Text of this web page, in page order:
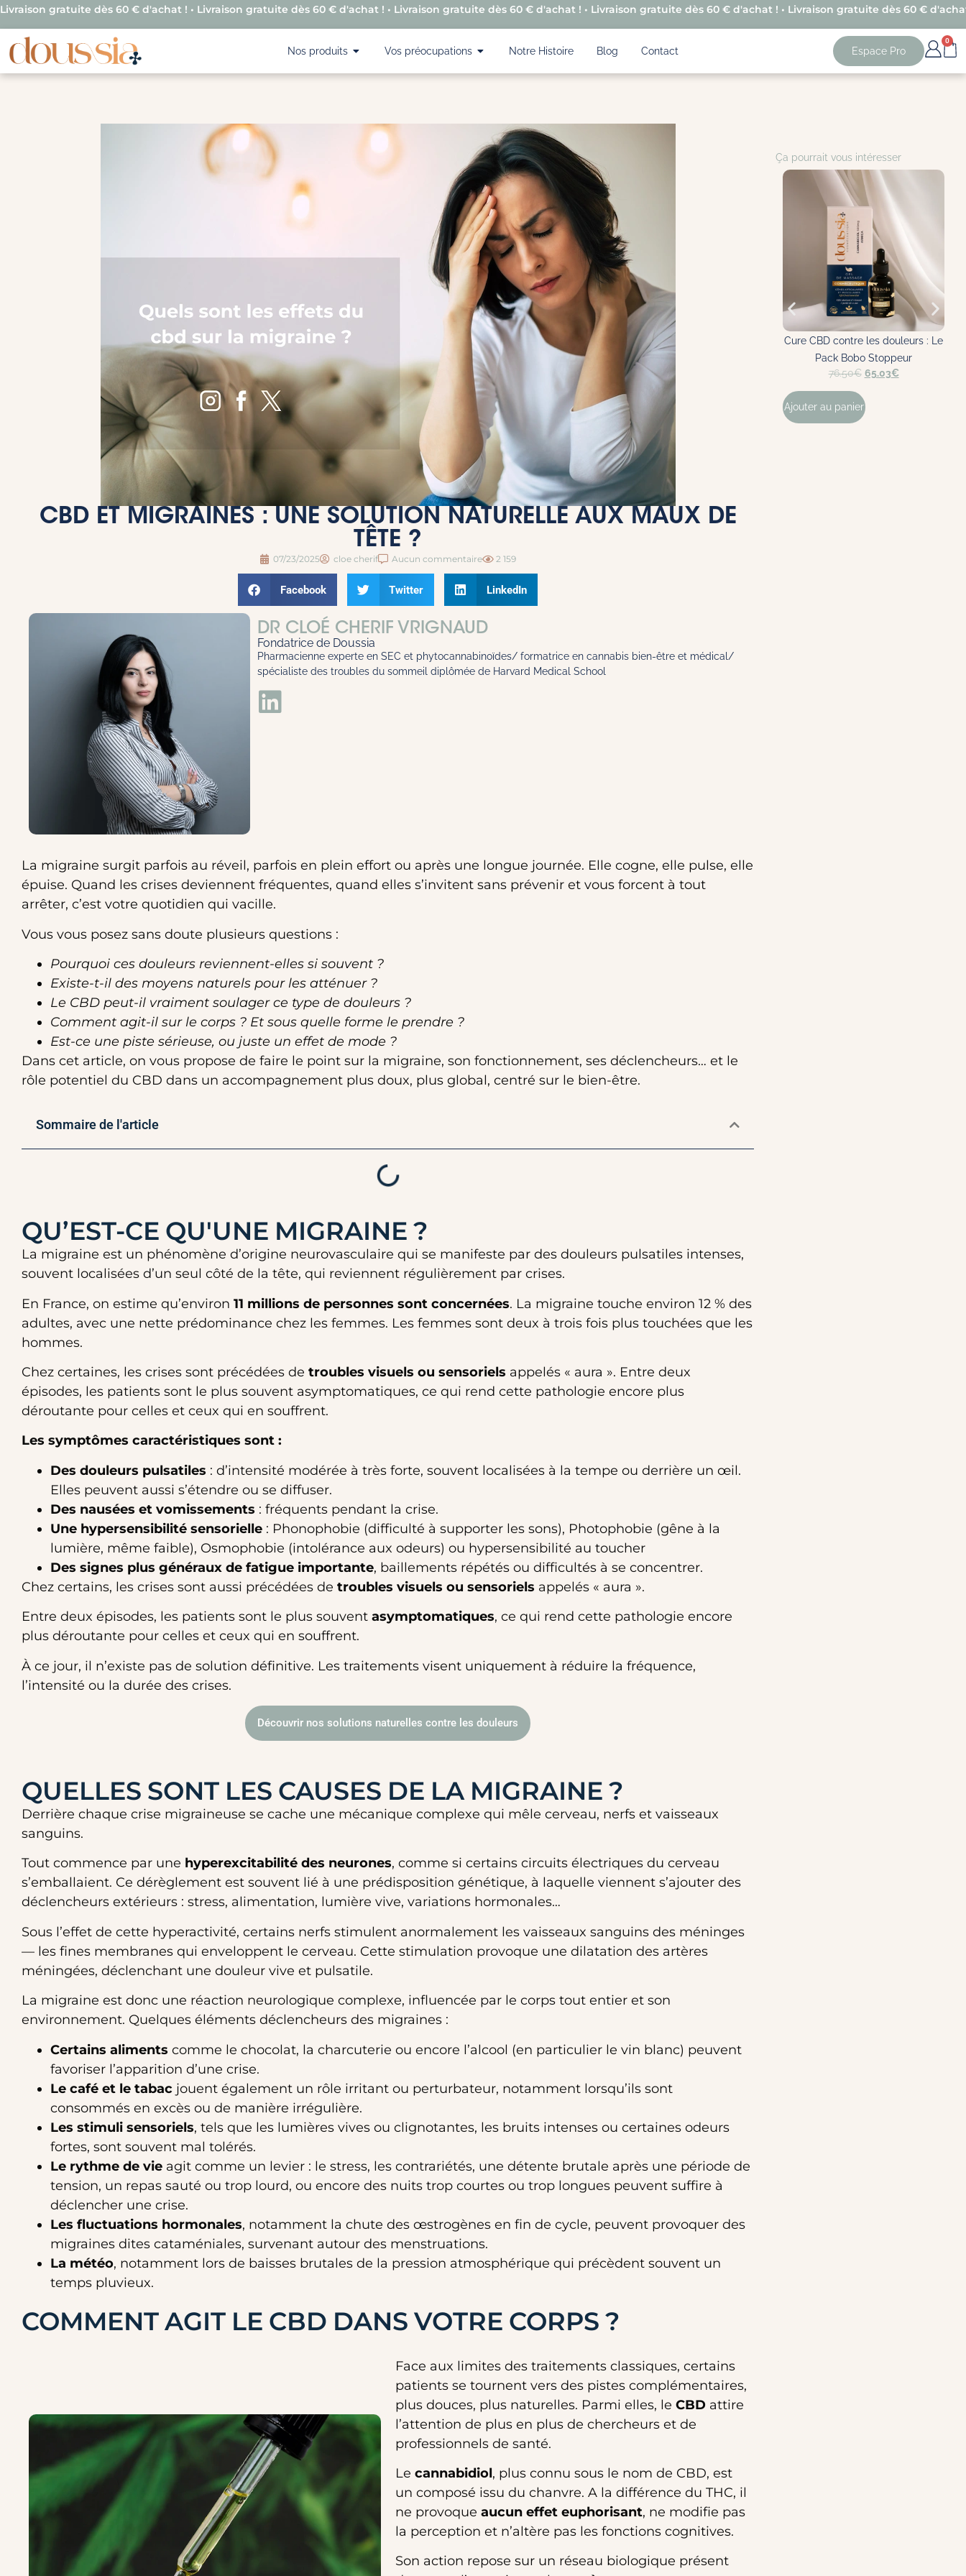
Livraison gratuite dès 60 € d'achat ! • Livraison gratuite dès 60 € d'achat ! • Livraison gratuite dès 60 € d'achat ! • Livraison gratuite dès 60 € d'achat ! • Livraison gratuite dès 60 €
Nos produits Vos préocupations Notre Histoire Blog Contact
0
Espace Pro
CBD ET MIGRAINES : UNE SOLUTION NATURELLE AUX MAUX DE
TÊTE ?
07/23/2025 cloe cherif Aucun commentaire 2 159
Facebook Twitter LinkedIn
DR CLOÉ CHERIF VRIGNAUD
Fondatrice de Doussia
Pharmacienne experte en SEC et phytocannabinoïdes/ formatrice en cannabis bien-être et médical/
spécialiste des troubles du sommeil diplômée de Harvard Medical School
La migraine surgit parfois au réveil, parfois en plein effort ou après une longue journée. Elle cogne, elle pulse, elle
épuise. Quand les crises deviennent fréquentes, quand elles s’invitent sans prévenir et vous forcent à tout
arrêter, c’est votre quotidien qui vacille.
Vous vous posez sans doute plusieurs questions :
Pourquoi ces douleurs reviennent-elles si souvent ?
Existe-t-il des moyens naturels pour les atténuer ?
Le CBD peut-il vraiment soulager ce type de douleurs ?
Comment agit-il sur le corps ? Et sous quelle forme le prendre ?
Est-ce une piste sérieuse, ou juste un effet de mode ?
Dans cet article, on vous propose de faire le point sur la migraine, son fonctionnement, ses déclencheurs… et le
rôle potentiel du CBD dans un accompagnement plus doux, plus global, centré sur le bien-être.
Sommaire de l'article
QU’EST-CE QU'UNE MIGRAINE ?
La migraine est un phénomène d’origine neurovasculaire qui se manifeste par des douleurs pulsatiles intenses,
souvent localisées d’un seul côté de la tête, qui reviennent régulièrement par crises.
En France, on estime qu’environ 11 millions de personnes sont concernées. La migraine touche environ 12 % des
adultes, avec une nette prédominance chez les femmes. Les femmes sont deux à trois fois plus touchées que les
hommes.
Chez certaines, les crises sont précédées de troubles visuels ou sensoriels appelés « aura ». Entre deux
épisodes, les patients sont le plus souvent asymptomatiques, ce qui rend cette pathologie encore plus
déroutante pour celles et ceux qui en souffrent.
Les symptômes caractéristiques sont :
Des douleurs pulsatiles : d’intensité modérée à très forte, souvent localisées à la tempe ou derrière un œil.
Elles peuvent aussi s’étendre ou se diffuser.
Des nausées et vomissements : fréquents pendant la crise.
Une hypersensibilité sensorielle : Phonophobie (difficulté à supporter les sons), Photophobie (gêne à la
lumière, même faible), Osmophobie (intolérance aux odeurs) ou hypersensibilité au toucher
Des signes plus généraux de fatigue importante, baillements répétés ou difficultés à se concentrer.
Chez certains, les crises sont aussi précédées de troubles visuels ou sensoriels appelés « aura ».
Entre deux épisodes, les patients sont le plus souvent asymptomatiques, ce qui rend cette pathologie encore
plus déroutante pour celles et ceux qui en souffrent.
À ce jour, il n’existe pas de solution définitive. Les traitements visent uniquement à réduire la fréquence,
l’intensité ou la durée des crises.
Découvrir nos solutions naturelles contre les douleurs
QUELLES SONT LES CAUSES DE LA MIGRAINE ?
Derrière chaque crise migraineuse se cache une mécanique complexe qui mêle cerveau, nerfs et vaisseaux
sanguins.
Tout commence par une hyperexcitabilité des neurones, comme si certains circuits électriques du cerveau
s’emballaient. Ce dérèglement est souvent lié à une prédisposition génétique, à laquelle viennent s’ajouter des
déclencheurs extérieurs : stress, alimentation, lumière vive, variations hormonales…
Sous l’effet de cette hyperactivité, certains nerfs stimulent anormalement les vaisseaux sanguins des méninges
— les fines membranes qui enveloppent le cerveau. Cette stimulation provoque une dilatation des artères
méningées, déclenchant une douleur vive et pulsatile.
La migraine est donc une réaction neurologique complexe, influencée par le corps tout entier et son
environnement. Quelques éléments déclencheurs des migraines :
Certains aliments comme le chocolat, la charcuterie ou encore l’alcool (en particulier le vin blanc) peuvent
favoriser l’apparition d’une crise.
Le café et le tabac jouent également un rôle irritant ou perturbateur, notamment lorsqu’ils sont
consommés en excès ou de manière irrégulière.
Les stimuli sensoriels, tels que les lumières vives ou clignotantes, les bruits intenses ou certaines odeurs
fortes, sont souvent mal tolérés.
Le rythme de vie agit comme un levier : le stress, les contrariétés, une détente brutale après une période de
tension, un repas sauté ou trop lourd, ou encore des nuits trop courtes ou trop longues peuvent suffire à
déclencher une crise.
Les fluctuations hormonales, notamment la chute des œstrogènes en fin de cycle, peuvent provoquer des
migraines dites cataméniales, survenant autour des menstruations.
La météo, notamment lors de baisses brutales de la pression atmosphérique qui précèdent souvent un
temps pluvieux.
COMMENT AGIT LE CBD DANS VOTRE CORPS ?
Face aux limites des traitements classiques, certains
patients se tournent vers des pistes complémentaires,
plus douces, plus naturelles. Parmi elles, le CBDattire
l’attention de plus en plus de chercheurs et de
professionnels de santé.
Le cannabidiol, plus connu sous le nom de CBD, est
un composé issu du chanvre. A la différence du THC, il
ne provoque aucun effet euphorisant, ne modifie pas
la perception et n’altère pas les fonctions cognitives.
Son action repose sur un réseau biologique présent
Ça pourrait vous intéresser
Cure CBD contre les douleurs : Le
Pack Bobo Stoppeur
76.50€ 65.03€
Ajouter au panier